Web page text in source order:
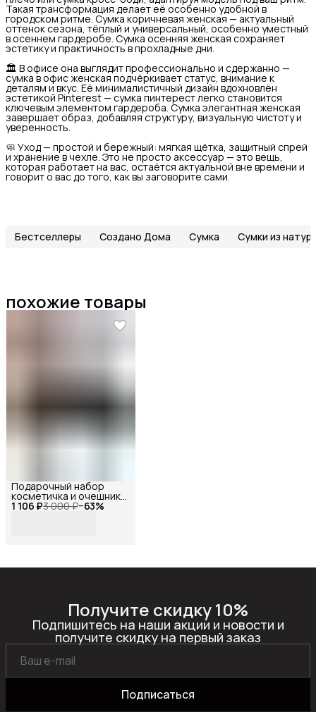
Такая трансформация делает её особенно удобной в
городском ритме. Сумка коричневая женская — актуальный
оттенок сезона, тёплый и универсальный, особенно уместный
в осеннем гардеробе. Сумка осенняя женская сохраняет
эстетику и практичность в прохладные дни.
🏛 В офисе она выглядит профессионально и сдержанно —
сумка в офис женская подчёркивает статус, внимание к
деталям и вкус. Её минималистичный дизайн вдохновлён
эстетикой Pinterest — сумка пинтерест легко становится
ключевым элементом гардероба. Сумка элегантная женская
завершает образ, добавляя структуру, визуальную чистоту и
уверенность.
🧼 Уход — простой и бережный: мягкая щётка, защитный спрей
и хранение в чехле. Это не просто аксессуар — это вещь,
которая работает на вас, остаётся актуальной вне времени и
говорит о вас до того, как вы заговорите сами.
Бестселлеры Создано Дома Сумка Сумки из
похожие товары
1 106 ₽3 000 ₽−63%
Подарочный набор
косметичка и очешник
натуральная замша ,
Получите скидку 10%
Подпишитесь на наши акции и новости и
получите скидку на первый заказ
Подписаться